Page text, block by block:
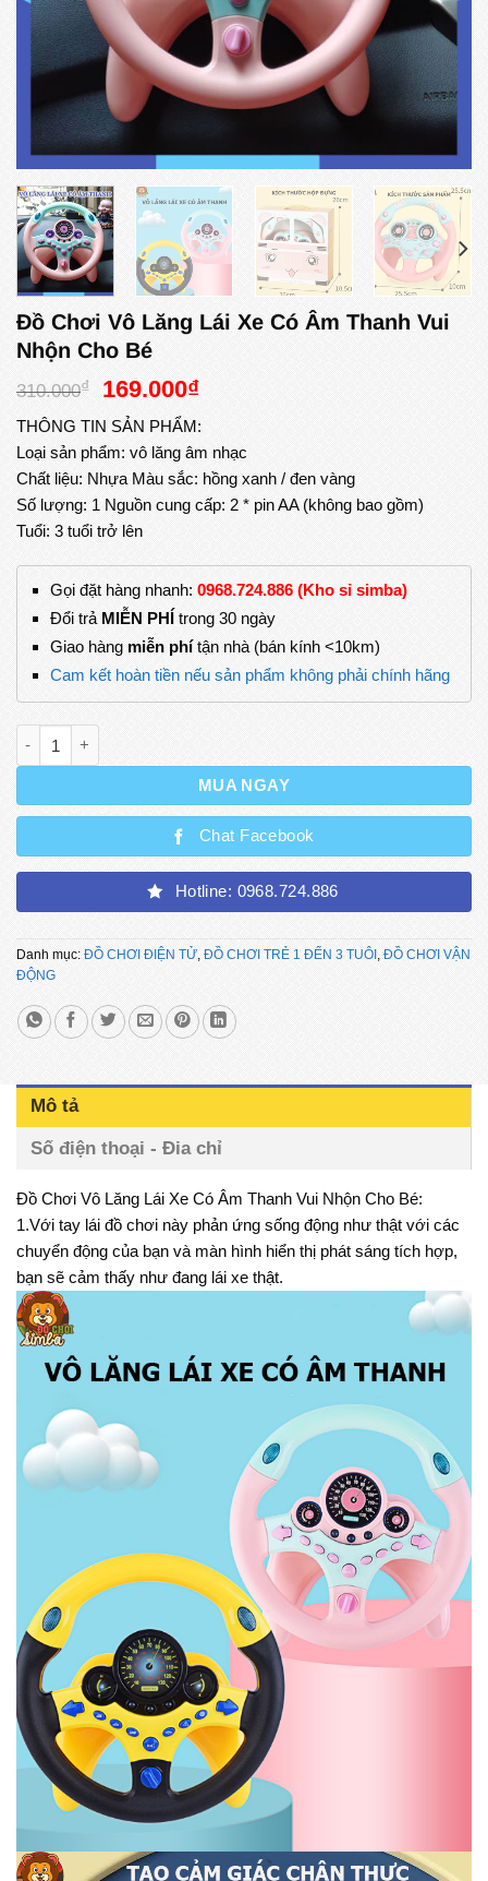
Đồ Chơi Vô Lăng Lái Xe Có Âm Thanh Vui
Nhộn Cho Bé
310.000₫
Giá
gốc
là:
310.000₫.
169.000₫Giá
tại
là:
169.000₫.
THÔNG TIN SẢN PHẨM:
Loại sản phẩm: vô lăng âm nhạc
Chất liệu: Nhựa Màu sắc: hồng xanh / đen vàng
Số lượng: 1 Nguồn cung cấp: 2 * pin AA (không bao gồm)
Tuổi: 3 tuổi trở lên
Gọi đặt hàng nhanh: 0968.724.886 (Kho sỉ simba)
Đổi trảMIỄN PHÍtrong 30 ngày
Giao hàng miễn phítận nhà (bán kính <10km)
Cam kết hoàn tiền nếu sản phẩm không phải chính hãng
MUA NGAY
Chat Facebook
Hotline: 0968.724.886
Danh mục: ĐỒ CHƠI ĐIỆN TỬ, ĐỒ CHƠI TRẺ 1 ĐẾN 3 TUÔI , ĐỒ CHƠI VẬN
ĐỘNG
Mô tả
Số điện thoại - Đia chỉ
Đồ Chơi Vô Lăng Lái Xe Có Âm Thanh Vui Nhộn Cho Bé:
1.Với tay lái đồ chơi này phản ứng sống động như thật với các
chuyển động của bạn và màn hình hiển thị phát sáng tích hợp,
bạn sẽ cảm thấy như đang lái xe thật.